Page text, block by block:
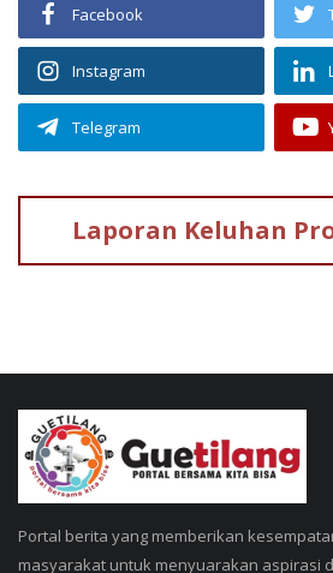
Facebook
Instagram
Telegram
Laporan Keluhan
Portal berita yang memberikan
masyarakat untuk menyuarakan aspirasi